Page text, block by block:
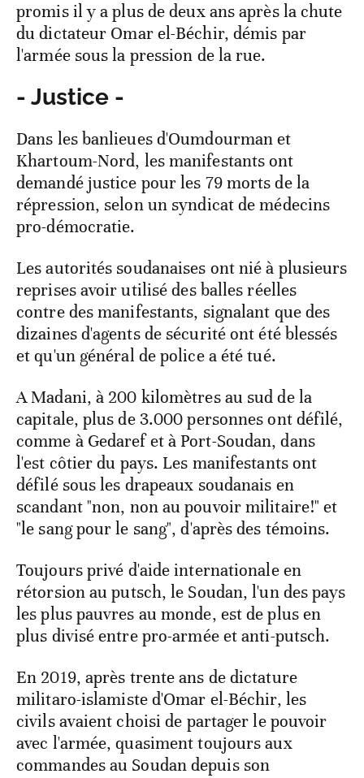
promis il y a plus de deux ans après la chute
du dictateur Omar el-Béchir, démis par
l'armée sous la pression de la rue.
- Justice -
Dans les banlieues d'Oumdourman et
Khartoum-Nord, les manifestants ont
demandé justice pour les 79 morts de la
répression, selon un syndicat de médecins
pro-démocratie.
Les autorités soudanaises ont nié à plusieurs
reprises avoir utilisé des balles réelles
contre des manifestants, signalant que des
dizaines d'agents de sécurité ont été blessés
et qu'un général de police a été tué.
A Madani, à 200 kilomètres au sud de la
capitale, plus de 3.000 personnes ont défilé,
comme à Gedaref et à Port-Soudan, dans
l'est côtier du pays. Les manifestants ont
défilé sous les drapeaux soudanais en
scandant "non, non au pouvoir militaire!" et
"le sang pour le sang", d'après des témoins.
Toujours privé d'aide internationale en
rétorsion au putsch, le Soudan, l'un des pays
les plus pauvres au monde, est de plus en
plus divisé entre pro-armée et anti-putsch.
En 2019, après trente ans de dictature
militaro-islamiste d'Omar el-Béchir, les
civils avaient choisi de partager le pouvoir
avec l'armée, quasiment toujours aux
commandes au Soudan depuis son